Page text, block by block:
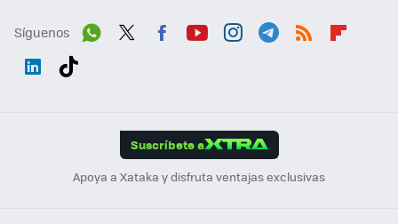
Síguenos
Suscríbete a
Apoya a Xataka y disfruta ventajas exclusivas